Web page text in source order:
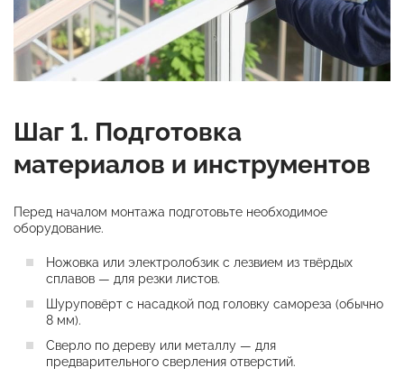
Шаг 1. Подготовка
материалов и инструментов
Перед началом монтажа подготовьте необходимое
оборудование.
Ножовка или электролобзик с лезвием из твёрдых
сплавов — для резки листов.
Шуруповёрт с насадкой под головку самореза (обычно
8 мм).
Сверло по дереву или металлу — для
предварительного сверления отверстий.